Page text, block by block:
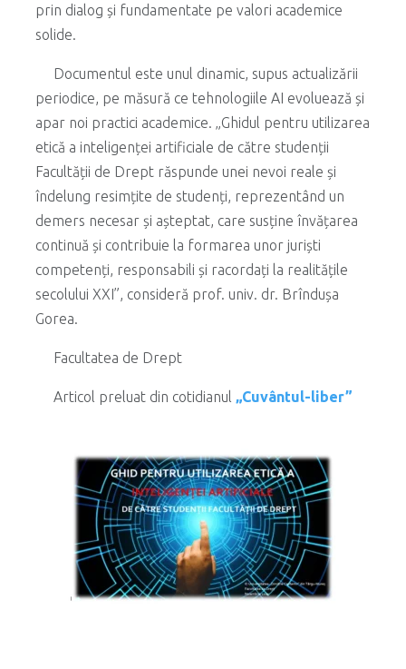
prin dialog și fundamentate pe valori academice
solide.
Documentul este unul dinamic, supus actualizării
periodice, pe măsură ce tehnologiile AI evoluează și
apar noi practici academice. „Ghidul pentru utilizarea
etică a inteligenței artificiale de către studenții
Facultății de Drept răspunde unei nevoi reale și
îndelung resimțite de studenți, reprezentând un
demers necesar și așteptat, care susține învățarea
continuă și contribuie la formarea unor juriști
competenți, responsabili și racordați la realitățile
secolului XXI”, consideră prof. univ. dr. Brîndușa
Gorea.
Facultatea de Drept
Articol preluat din cotidianul „Cuvântul-liber”